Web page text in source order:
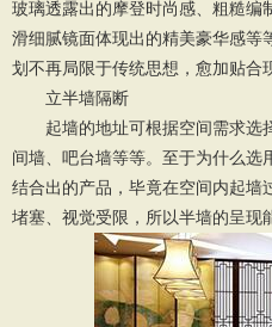
玻璃透露出的摩登时尚感、粗糙编
滑细腻镜面体现出的精美豪华感等
划不再局限于传统思想，愈加贴合
立半墙隔断
起墙的地址可根据空间需求选
间墙、吧台墙等等。至于为什么选
结合出的产品，毕竟在空间内起墙
堵塞、视觉受限，所以半墙的呈现